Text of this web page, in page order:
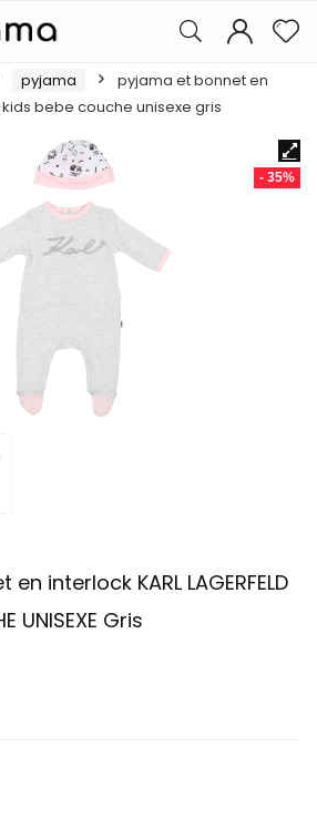
pyjama
pyjama et bonnet en
bebe couche unisexe gris
- 35%
interlock KARL LAGERFELD
UNISEXE Gris